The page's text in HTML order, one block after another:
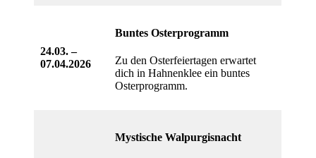
24.03. –
07.04.2026
Buntes Osterprogramm
Zu den Osterfeiertagen erwartet
dich in Hahnenklee ein buntes
Osterprogramm.
Mystische Walpurgisnacht